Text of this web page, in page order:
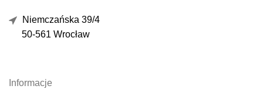
Niemczańska 39/4
50-561 Wrocław
Informacje